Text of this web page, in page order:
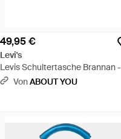
49,95 €
Levi's
Levis Schultertasche Brannan -
BlauVonABOUT YOU